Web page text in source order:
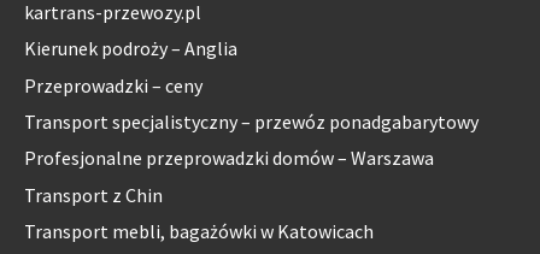
kartrans-przewozy.pl
Kierunek podroży – Anglia
Przeprowadzki – ceny
Transport specjalistyczny – przewóz ponadgabarytowy
Profesjonalne przeprowadzki domów – Warszawa
Transport z Chin
Transport mebli, bagażówki w Katowicach